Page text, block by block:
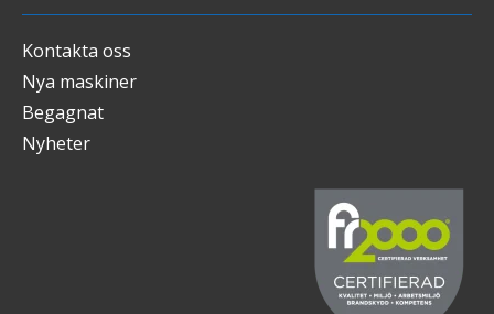
Kontakta oss
Nya maskiner
Begagnat
Nyheter